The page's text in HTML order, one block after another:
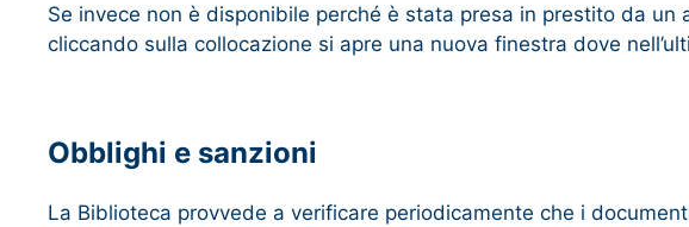
Se invece non è disponibile perché è stata presa in prestito da
cliccando sulla collocazione si apre una nuova finestra dove
Obblighi e sanzioni
La Biblioteca provvede a verificare periodicamente che i